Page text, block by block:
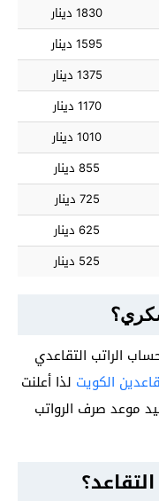
1830 دينار
1595 دينار
1375 دينار
1170 دينار
1010 دينار
855 دينار
725 دينار
625 دينار
525 دينار
الراتب التقاعدي
الكويت لذا أعلنت
موعد صرف الرواتب